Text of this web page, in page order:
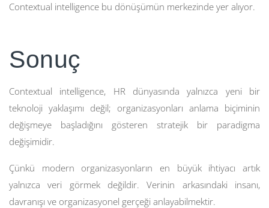
Contextual intelligence bu dönüşümün merkezinde yer alıyor.
Sonuç
Contextual intelligence, HR dünyasında yalnızca yeni bir
teknoloji yaklaşımı değil; organizasyonları anlama biçiminin
değişmeye başladığını gösteren stratejik bir paradigma
değişimidir.
Çünkü modern organizasyonların en büyük ihtiyacı artık
yalnızca veri görmek değildir. Verinin arkasındaki insanı,
davranışı ve organizasyonel gerçeği anlayabilmektir.